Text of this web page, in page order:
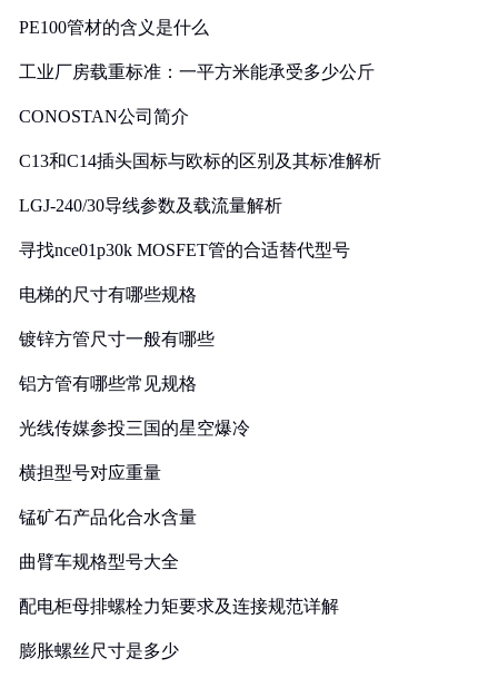
PE100管材的含义是什么
工业厂房载重标准：一平方米能承受多少公斤
CONOSTAN公司简介
C13和C14插头国标与欧标的区别及其标准解析
LGJ-240/30导线参数及载流量解析
寻找nce01p30k MOSFET管的合适替代型号
电梯的尺寸有哪些规格
镀锌方管尺寸一般有哪些
铝方管有哪些常见规格
光线传媒参投三国的星空爆冷
横担型号对应重量
锰矿石产品化合水含量
曲臂车规格型号大全
配电柜母排螺栓力矩要求及连接规范详解
膨胀螺丝尺寸是多少